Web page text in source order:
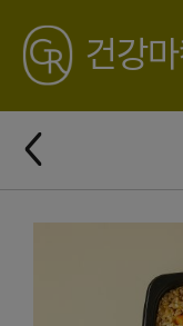
GREATING
건강
로
뒤
로
가